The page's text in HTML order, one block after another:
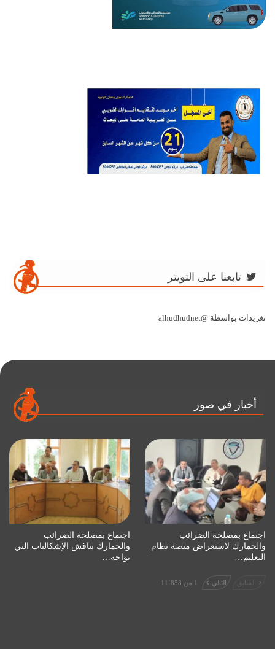
تابعنا على التويتر
تغريدات بواسطة @alhudhudnet
أخبار في صور
اجتماع بمصلحة الضرائب
والجمارك لاستعراض منصة نظام
التعليم…
اجتماع بمصلحة الضرائب
والجمارك يناقش الإشكاليات التي
تواجه…
السابق التالي 1 من 11٬858